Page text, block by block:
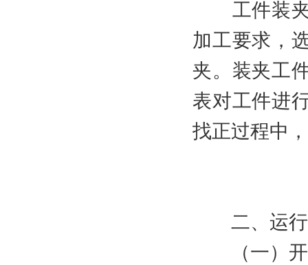
工件装夹
加工要求，
夹。装夹工
表对工件进
找正过程中
二、运行
（一）开